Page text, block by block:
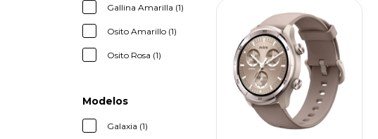
Gallina Amarilla (1)
Osito Amarillo (1)
Osito Rosa (1)
Modelos
Galaxia (1)